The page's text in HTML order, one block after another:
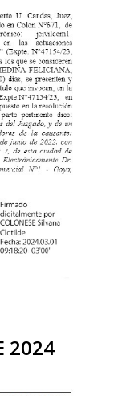
2024